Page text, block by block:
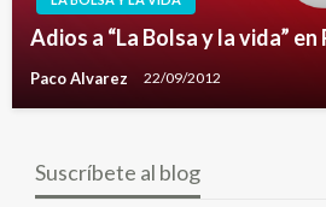
Adios a “La Bolsa y la vida” en
Paco Alvarez 22/09/2012
Suscríbete al blog